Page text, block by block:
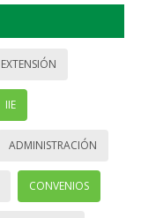
EXTENSIÓN
IIE
ADMINISTRACIÓN
CONVENIOS